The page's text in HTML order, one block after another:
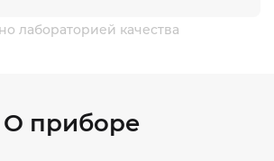
лабораторией качества
О приборе